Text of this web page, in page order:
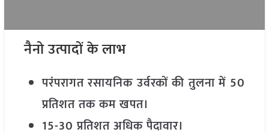
नैनो उत्पादों के लाभ
परंपरागत रसायनिक उर्वरकों की तुलना में 50
प्रतिशत तक कम खपत।
15-30 प्रतिशत अधिक पैदावार।